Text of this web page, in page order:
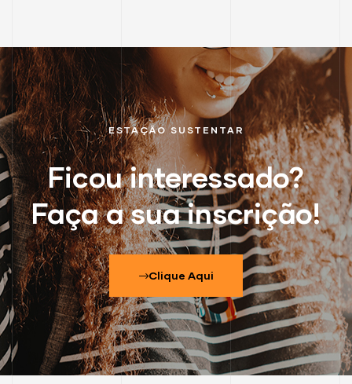
ESTAÇÃO SUSTENTAR
Ficou interessado?
Faça a sua inscrição!
Clique Aqui